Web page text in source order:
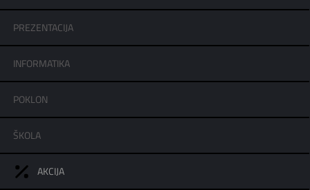
PREZENTACIJA
INFORMATIKA
POKLON
ŠKOLA
AKCIJA